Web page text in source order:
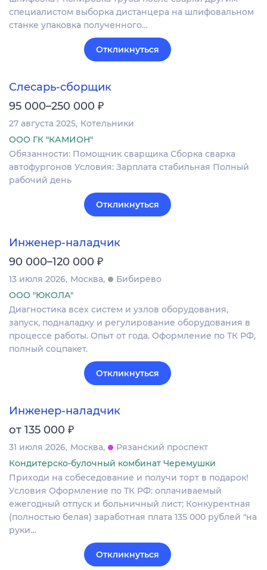
специалистом выборка дистанцера на шлифовальном
станке упаковка полученного…
Откликнуться
Слесарь-сборщик
95 000–250 000 ₽
27 августа 2025 Котельники
ООО ГК "КАМИОН"
Обязанности: Помощник сварщика Сборка сварка
автофургонов Условия: Зарплата стабильная Полный
рабочий день
Откликнуться
Инженер-наладчик
90 000–120 000 ₽
13 июля 2026 Москва
Бибирево
ООО "ЮКОЛА"
Диагностика всех систем и узлов оборудования,
запуск, подналадку и регулирование оборудования в
процессе работы. Опыт от года. Оформление по ТК РФ,
полный соцпакет.
Откликнуться
Инженер-наладчик
от 135 000 ₽
31 июля 2026 Москва
Рязанский проспект
Кондитерско-булочный комбинат Черемушки
Приходи на собеседование и получи торт в подарок!
Условия Оформление по ТК РФ: оплачиваемый
ежегодный отпуск и больничный лист; Конкурентная
(полностью белая) заработная плата 135 000 рублей "на
руки…
Откликнуться